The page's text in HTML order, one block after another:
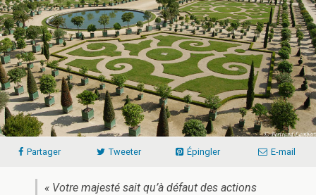
Partager Tweeter Épingler E-mail
« Votre majesté sait qu’à défaut des actions